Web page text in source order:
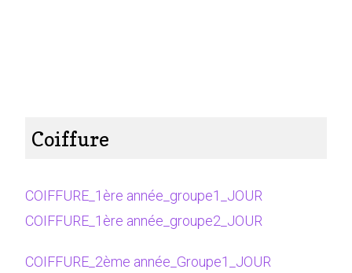
Coiffure
COIFFURE_1ère année_groupe1_JOUR
COIFFURE_1ère année_groupe2_JOUR
COIFFURE_2ème année_Groupe1_JOUR